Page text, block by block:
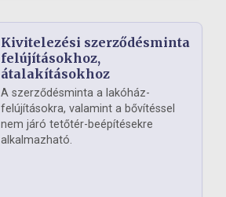
Kivitelezési szerződésminta
felújításokhoz,
átalakításokhoz
A szerződésminta a lakóház-
felújításokra, valamint a bővítéssel
nem járó tetőtér-beépítésekre
alkalmazható.